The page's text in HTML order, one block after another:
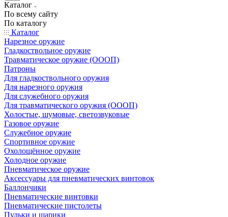
Каталог
По всему сайту
По каталогу
Каталог
Нарезное оружие
Гладкоствольное оружие
Травматическое оружие (ОООП)
Патроны
Для гладкоствольного оружия
Для нарезного оружия
Для служебного оружия
Для травматического оружия (ОООП)
Холостые, шумовые, светозвуковые
Газовое оружие
Служебное оружие
Спортивное оружие
Охолощённое оружие
Холодное оружие
Пневматическое оружие
Аксессуары для пневматических винтовок
Баллончики
Пневматические винтовки
Пневматические пистолеты
Пульки и шарики